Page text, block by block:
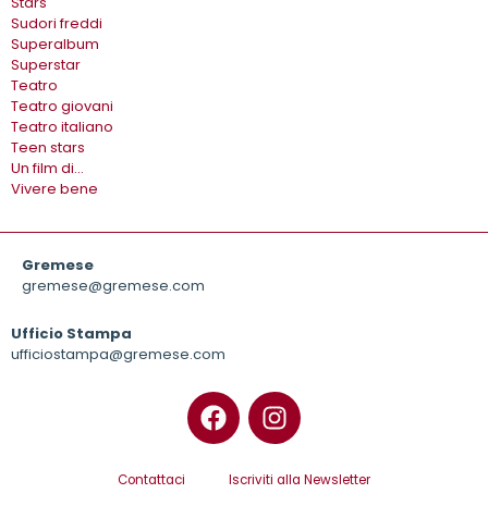
Sudori freddi
Superalbum
Superstar
Teatro
Teatro giovani
Teatro italiano
Teen stars
Un film di…
Vivere bene
Gremese
gremese@gremese.com
Ufficio Stampa
ufficiostampa@gremese.com
Contattaci Iscriviti alla Newsletter